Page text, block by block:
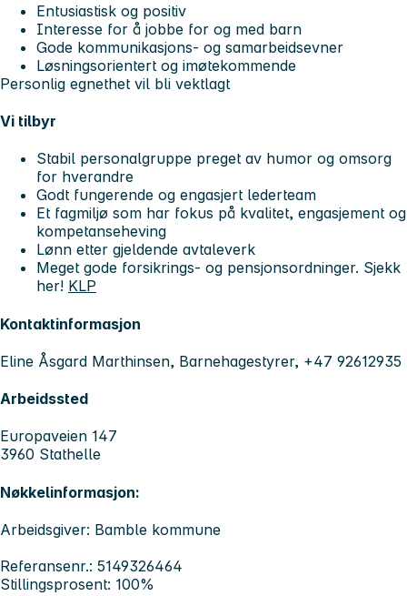
Entusiastisk og positiv
Interesse for å jobbe for og med barn
Gode kommunikasjons- og samarbeidsevner
Løsningsorientert og imøtekommende
Personlig egnethet vil bli vektlagt
Vi tilbyr
Stabil personalgruppe preget av humor og omsorg
for hverandre
Godt fungerende og engasjert lederteam
Et fagmiljø som har fokus på kvalitet, engasjement og
kompetanseheving
Lønn etter gjeldende avtaleverk
Meget gode forsikrings- og pensjonsordninger. Sjekk
her! KLP
Kontaktinformasjon
Eline Åsgard Marthinsen, Barnehagestyrer, +47 92612935
Arbeidssted
Europaveien 147
3960 Stathelle
Nøkkelinformasjon:
Arbeidsgiver: Bamble kommune
Referansenr.: 5149326464
Stillingsprosent: 100%